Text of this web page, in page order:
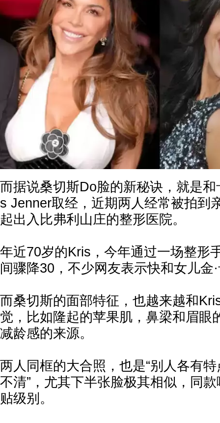
而据说桑切斯Do脸的新秘诀，就是
s Jenner取经，近期两人经常被拍到
起出入比弗利山庄的整形医院。
年近70岁的Kris，今年通过一场整形
间骤降30，不少网友表示快和女儿金
而桑切斯的面部特征，也越来越和
觉，比如隆起的苹果肌，鼻梁和眉眼
减龄感的来源。
两人同框的大合照，也是“别人各有
不清”，尤其下半张脸极其相似，同
贴级别。